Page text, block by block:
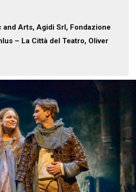
and Arts, Agidi Srl, Fondazione
– La Città del Teatro, Oliver